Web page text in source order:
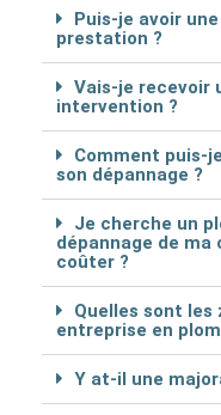
Puis-je avoir
prestation ?
Vais-je recevoir
intervention ?
Comment puis-
son dépannage ?
Je cherche un
dépannage de ma
coûter ?
Quelles sont les
entreprise en
Y at-il une